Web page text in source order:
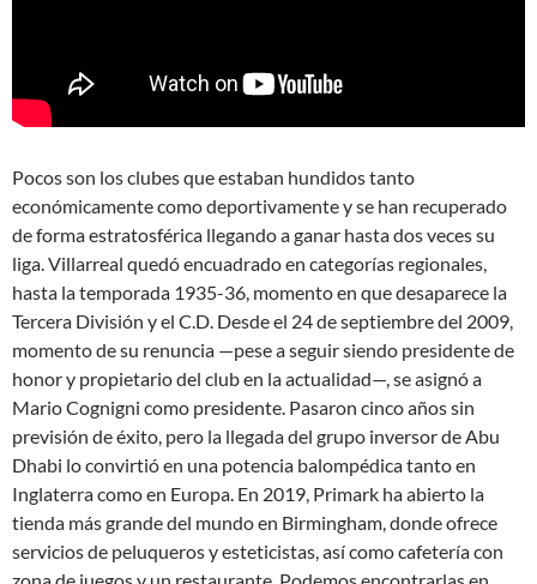
Pocos son los clubes que estaban hundidos tanto
económicamente como deportivamente y se han recuperado
de forma estratosférica llegando a ganar hasta dos veces su
liga. Villarreal quedó encuadrado en categorías regionales,
hasta la temporada 1935-36, momento en que desaparece la
Tercera División y el C.D. Desde el 24 de septiembre del 2009,
momento de su renuncia —pese a seguir siendo presidente de
honor y propietario del club en la actualidad—, se asignó a
Mario Cognigni como presidente. Pasaron cinco años sin
previsión de éxito, pero la llegada del grupo inversor de Abu
Dhabi lo convirtió en una potencia balompédica tanto en
Inglaterra como en Europa. En 2019, Primark ha abierto la
tienda más grande del mundo en Birmingham, donde ofrece
servicios de peluqueros y esteticistas, así como cafetería con